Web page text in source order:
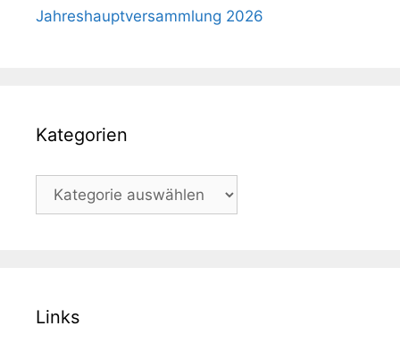
Jahreshauptversammlung 2026
Kategorien
Kategorien
Links